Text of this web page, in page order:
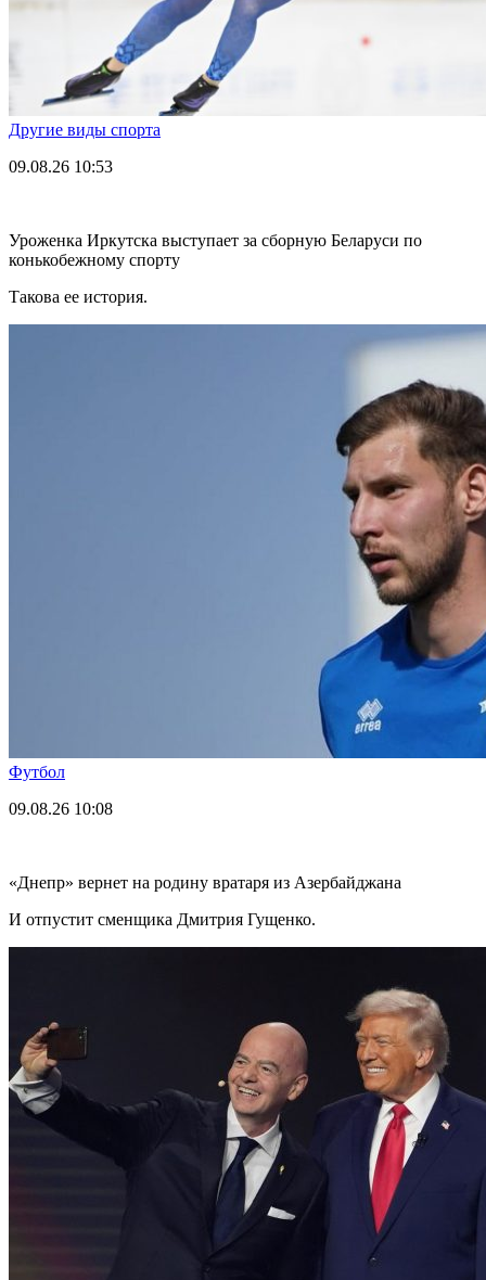
Другие виды спорта
09.08.26 10:53
Уроженка Иркутска выступает за сборную Беларуси по
конькобежному спорту
Такова ее история.
Футбол
09.08.26 10:08
«Днепр» вернет на родину вратаря из Азербайджана
И отпустит сменщика Дмитрия Гущенко.